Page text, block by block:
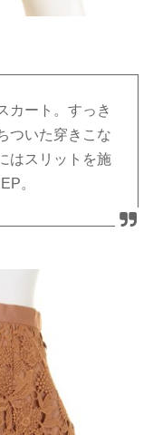
カート。すっき
ついた穿きこな
はスリットを施
。